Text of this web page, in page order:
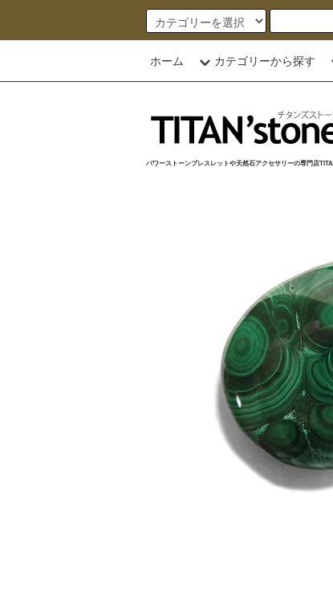
ホーム カテゴリーから探す
パワーストーンブレスレットや天然石アクセサリーの専門店